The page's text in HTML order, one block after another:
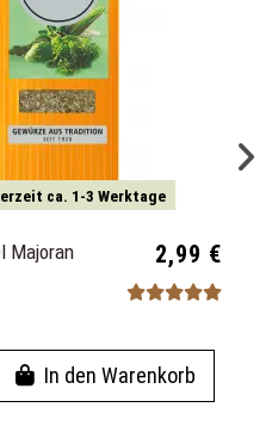
ca. 1-3 Werktage
Majoran
2,99 €
In den Warenkorb